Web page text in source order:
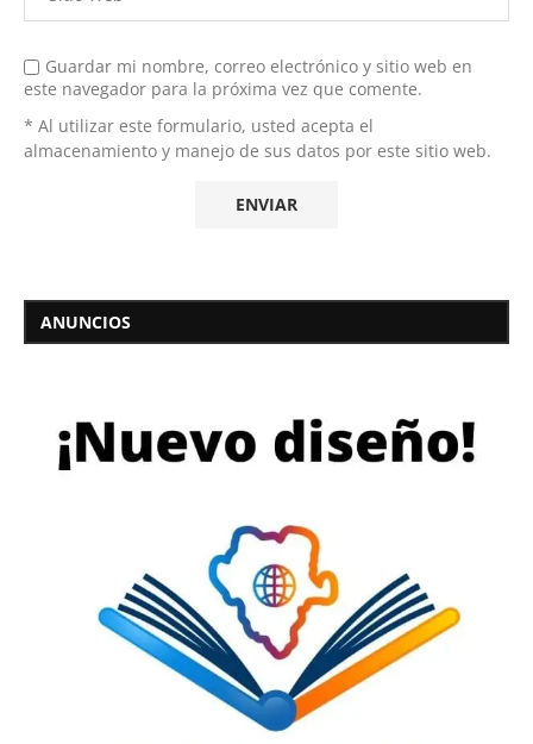
Guardar mi nombre, correo electrónico y sitio web en
este navegador para la próxima vez que comente.
* Al utilizar este formulario, usted acepta el
almacenamiento y manejo de sus datos por este sitio web.
ANUNCIOS